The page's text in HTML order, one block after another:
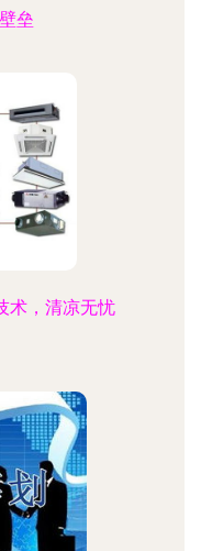
垒
术，清凉无忧